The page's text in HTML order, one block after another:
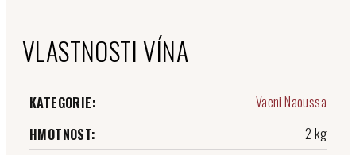
VLASTNOSTI VÍNA
KATEGORIE:
Vaeni Naoussa
HMOTNOST:
2 kg